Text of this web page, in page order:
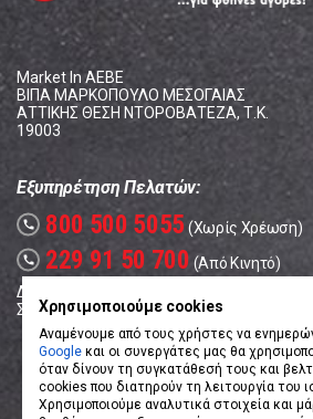
Market In ΑΕΒΕ
ΒΙΠΑ ΜΑΡΚΟΠΟΥΛΟ ΜΕΣΟΓΑΙΑΣ
ΑΤΤΙΚΗΣ ΘΕΣΗ ΝΤΟΡΟΒΑΤΕΖΑ, Τ.Κ.
19003
Εξυπηρέτηση Πελατών:
call 800 500 5055 (Χωρίς Χρέωση)
call 229 91 50 700 (Από Κινητό)
Δευτέρα - Παρασκευή: 08:00 - 17:00
Σάββατο: 08:00 – 14:00
Χρησιμοποιούμε cookies
Αναμένουμε από τους χρήστες να
Google και οι συνεργάτες μας θα
όταν δίνουν τη συγκατάθεσή τους και
cookies που διατηρούν τη λειτουργία του
Χρησιμοποιούμε αναλυτικά στοιχεία και